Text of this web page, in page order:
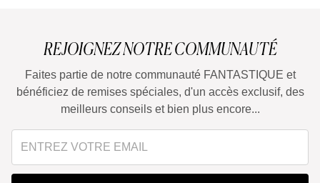
REJOIGNEZ NOTRE COMMUNAUTÉ
Faites partie de notre communauté FANTASTIQUE et
bénéficiez de remises spéciales, d'un accès exclusif, des
meilleurs conseils et bien plus encore...